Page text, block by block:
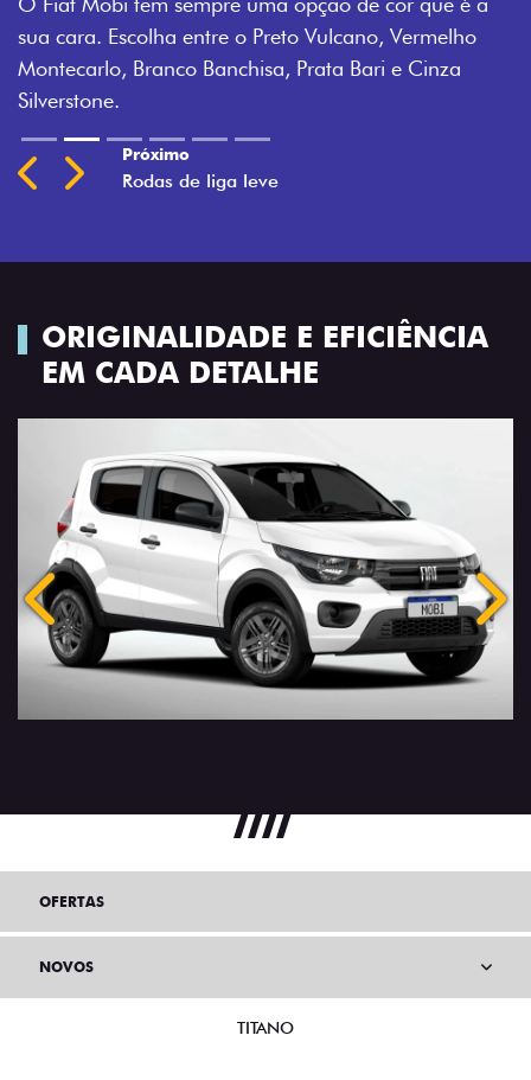
sua cara. Escolha entre o Preto Vulcano, Vermelho
Montecarlo, Branco Banchisa, Prata Bari e Cinza
Silverstone.
Previous
Next
Próximo
Rodas de liga leve
ORIGINALIDADE E EFICIÊNCIA
EM CADA DETALHE
Anterior
OFERTAS
NOVOS
TITANO